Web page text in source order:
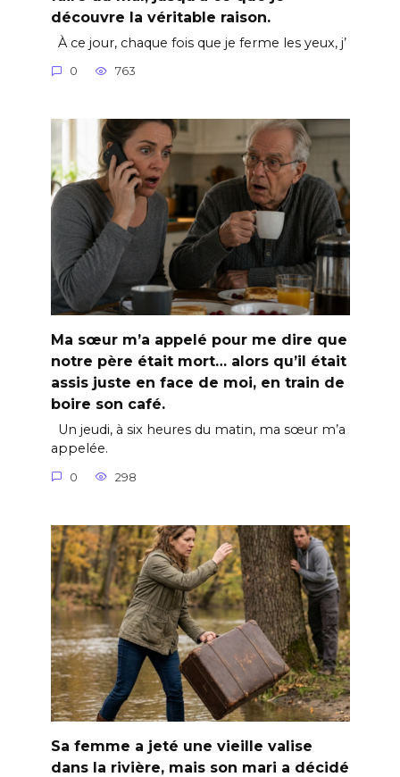
découvre la véritable raison.
À ce jour, chaque fois que je ferme les yeux, j’
0 763
Ma sœur m’a appelé pour me dire que
notre père était mort… alors qu’il était
assis juste en face de moi, en train de
boire son café.
Un jeudi, à six heures du matin, ma sœur m’a
appelée.
0 298
Sa femme a jeté une vieille valise
dans la rivière, mais son mari a décidé